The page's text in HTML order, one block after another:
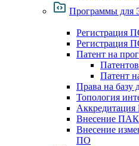
Программы
Регистрация
Регистрация
Патент на
Патент
Права на базу
Топология
Внесение
Внесение
ПО